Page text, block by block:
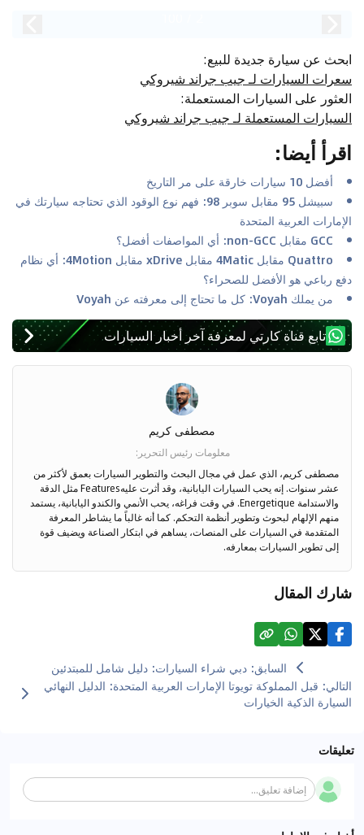
ابحث عن سيارة جديدة للبيع:
سعرات السيارات لـ جيب جراند شيروكي
العثور على السيارات المستعملة:
السيارات المستعملة لـ جيب جراند شيروكي
اقرأ أيضا:
أفضل 10 سيارات خارقة على مر التاريخ
سبيشل 95 مقابل سوبر 98: فهم نوع الوقود الذي تحتاجه سيارتك في
الإمارات العربية المتحدة
GCC مقابل non-GCC: أي المواصفات أفضل؟
Quattro مقابل 4Matic مقابل xDrive مقابل 4Motion: أي نظام
دفع رباعي هو الأفضل للصحراء؟
من يملك Voyah: كل ما تحتاج إلى معرفته عن Voyah
تابع قناة كارتي لمعرفة آخر أخبار السيارات
مصطفى كريم
معلومات رئيس التحرير :
مصطفى كريم، الذي عمل في مجال البحث والتطوير السيارات بعمق لأكثر من
عشر سنوات. إنه يحب السيارات اليابانية، وقد أثرت عليهFeatures مثل الدقة
والاستدامة Energetique. في وقت فراغه، يحب الأنمي والكندو اليابانية، يستمد
منهم الإلهام لبحوث وتطوير أنظمة التحكم. كما أنه غالباً ما يشاطر المعرفة
المتقدمة في السيارات على المنصات، يساهم في ابتكار الصناعة ويضيف قوة
إلى تطوير السيارات بمعارفه.
شارك المقال
السابق: دبي شراء السيارات: دليل شامل للمبتدئين
التالي: قبل المملوكة تويوتا الإمارات العربية المتحدة: الدليل النهائي
السيارة الذكية الخيارات
تعليقات
إضافة تعليق...